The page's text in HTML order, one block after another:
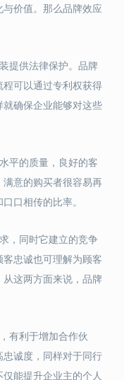
价值。那么品牌效应
提供法律保护。品牌
可以通过专利权获得
确保企业能够对这些
平的质量，良好的客
意的购买者很容易再
口相传的比率。
，同时它建立的竞争
忠诚也可理解为顾客
这两方面来说，品牌
有利于增加合作伙
诚度，同样对于同行
能提升企业主的个人